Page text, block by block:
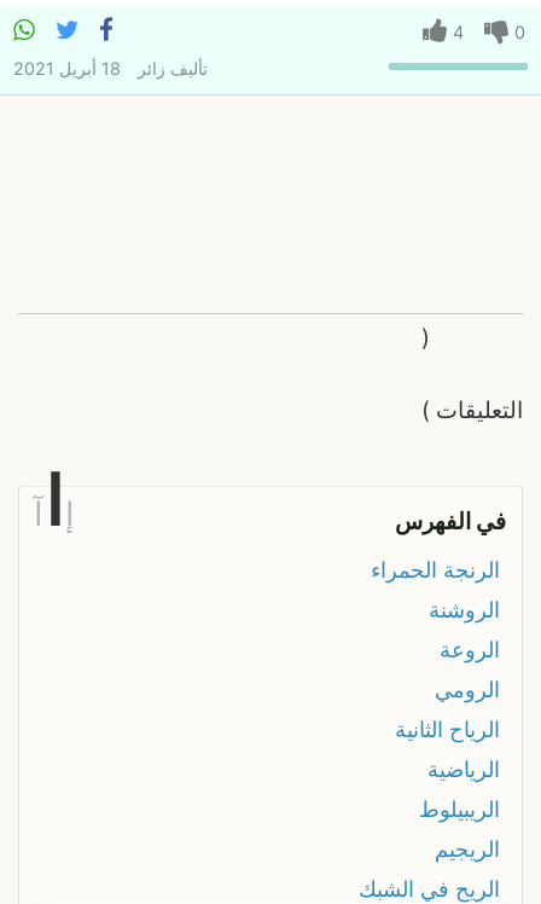
0
4
تأليف زائر 18 أبريل 2021
التعليقات
(
)
في الفهرس إ آ
الرنجة الحمراء
الروشنة
الروعة
الرومي
الرياح الثانية
الرياضية
الريبيلوط
الريجيم
الريح في الشبك